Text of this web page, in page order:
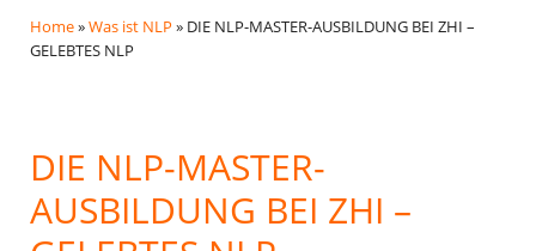
Home»Was ist NLP » DIE NLP-MASTER-AUSBILDUNG BEI ZHI –
GELEBTES NLP
DIE NLP-MASTER-
AUSBILDUNG BEI ZHI –